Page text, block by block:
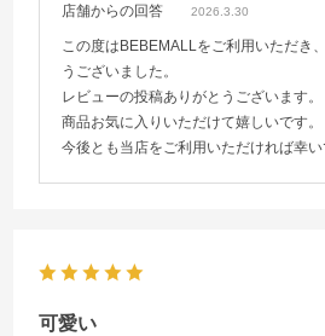
店舗からの回答 2026.3.30
この度はBEBEMALLをご利用いただき
うございました。
レビューの投稿ありがとうございます。
商品お気に入りいただけて嬉しいです。
今後とも当店をご利用いただければ幸い
可愛い